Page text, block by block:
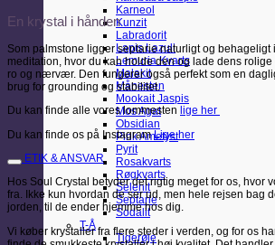
Karneol
Kunzit
Labradorit
Lapis Lazuli
Lemuria Kvarts
Malakit
Månesten
Mookait Jaspis
Mos Agat
Obsidian
Pink Ametyst
Pyrit
Rosakvarts
Røgkvarts
Selenit
Septarie
Sodalit
T-Å
Tigerøje
En krystal i hånden
Som palmstone ligger septarie naturligt og behageligt
meditation, hvor du kan holde den og lade dens
ro og nærvær. Den fungerer også perfekt som en
brug for grounding og stabilitet.
Du kan finde alle vores lommesten lige her
Du kan finde os på InstagramLige her
ETIK & ANSVAR
Hos Soul Crystal betyder det rigtig meget for os, hvor
fra. Ikke kun hvordan de ser ud, men hele rejsen bag
jorden, til de ender hjemme hos dig.
Vi køber krystaller fra flere steder i verden, og for os